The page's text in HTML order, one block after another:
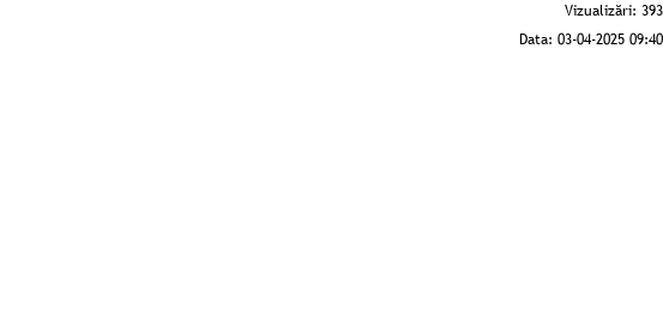
Vizualizări: 393
Data: 03-04-2025 09:40